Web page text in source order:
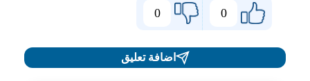
0
0
اضافة تعليق